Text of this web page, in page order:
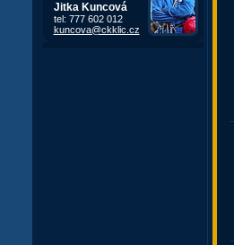
Jitka Kuncová
tel: 777 602 012
kuncova@ckklic.cz